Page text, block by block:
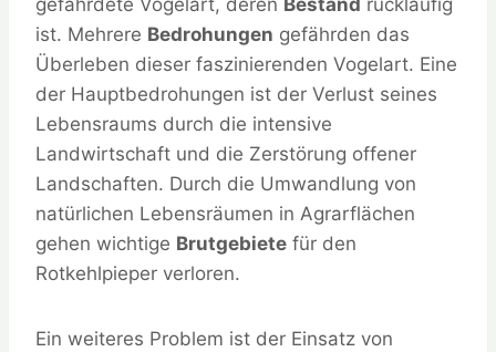
gefährdete Vogelart, deren Bestand rückläufig
ist. Mehrere Bedrohungen gefährden das
Überleben dieser faszinierenden Vogelart. Eine
der Hauptbedrohungen ist der Verlust seines
Lebensraums durch die intensive
Landwirtschaft und die Zerstörung offener
Landschaften. Durch die Umwandlung von
natürlichen Lebensräumen in Agrarflächen
gehen wichtige Brutgebiete für den
Rotkehlpieper verloren.
Ein weiteres Problem ist der Einsatz von